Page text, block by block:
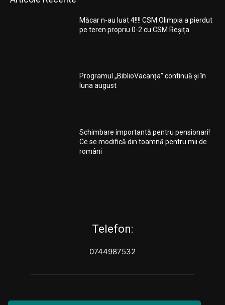
Măcar n-au luat 4!!!! CSM Olimpia a pierdut
pe teren propriu 0-2 cu CSM Reșița
Programul „BiblioVacanța” continuă și în
luna august
Schimbare importantă pentru pensionari!
Ce se modifică din toamnă pentru mii de
români
Telefon:
0744987532